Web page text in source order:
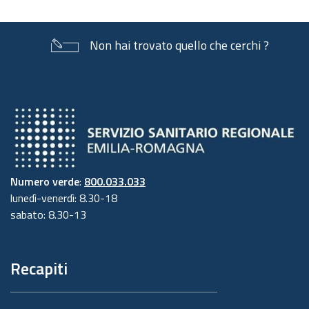
dpo@regione.emilia-romagna.it
sede della Regione Emilia-Romagna di Viale
4. Responsabili del trattamento
L'Ente può avvalersi di soggetti terzi per
l'espletamento di attività e relativi trattamenti
di dati personali di cui mantiene la titolarità.
Conformemente a quanto stabilito dalla
normativa, tali soggetti assicurano livelli
materia di trattamento, ivi compreso il profilo
della sicurezza dei dati.
Non hai trovato quello che cerchi ?
Numero verde: 800.033.033
lunedì-venerdì: 8.30-18
sabato: 8.30-13
Recapiti